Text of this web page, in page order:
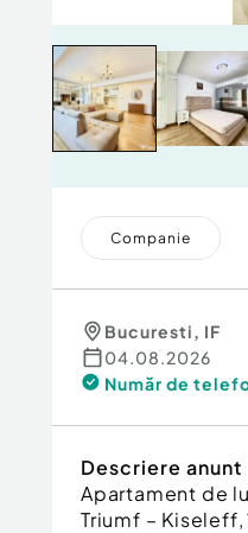
Companie
Bucuresti, IF
04.08.2026
Număr de
Descriere anunt
Apartament de
Triumf –